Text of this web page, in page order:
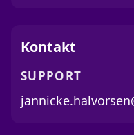
Kontakt
SUPPORT